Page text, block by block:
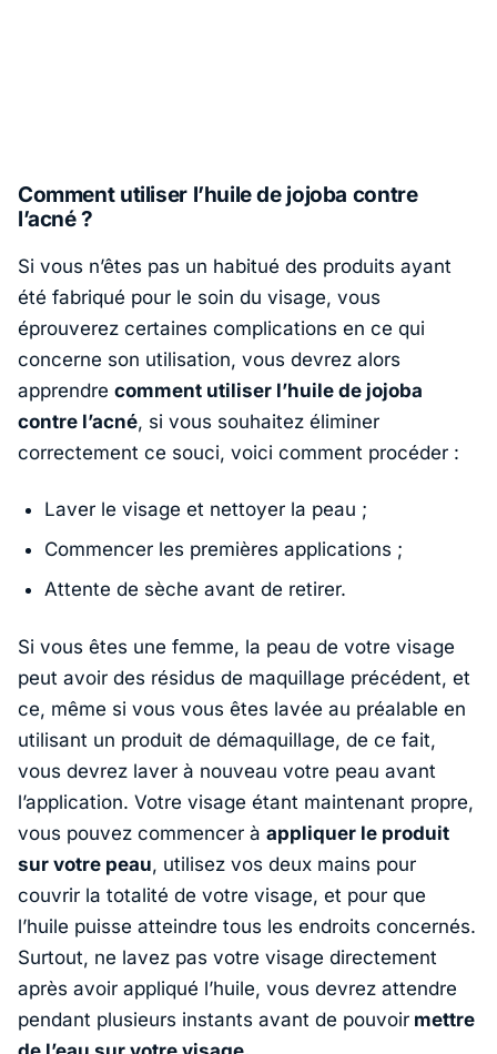
Comment utiliser l’huile de jojoba contre
l’acné ?
Si vous n’êtes pas un habitué des produits ayant
été fabriqué pour le soin du visage, vous
éprouverez certaines complications en ce qui
concerne son utilisation, vous devrez alors
apprendre comment utiliser l’huile de jojoba
contre l’acné, si vous souhaitez éliminer
correctement ce souci, voici comment procéder :
Laver le visage et nettoyer la peau ;
Commencer les premières applications ;
Attente de sèche avant de retirer.
Si vous êtes une femme, la peau de votre visage
peut avoir des résidus de maquillage précédent, et
ce, même si vous vous êtes lavée au préalable en
utilisant un produit de démaquillage, de ce fait,
vous devrez laver à nouveau votre peau avant
l’application. Votre visage étant maintenant propre,
vous pouvez commencer à appliquer le produit
sur votre peau, utilisez vos deux mains pour
couvrir la totalité de votre visage, et pour que
l’huile puisse atteindre tous les endroits concernés.
Surtout, ne lavez pas votre visage directement
après avoir appliqué l’huile, vous devrez attendre
pendant plusieurs instants avant de pouvoir mettre